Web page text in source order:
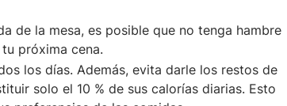
de la mesa, es posible que no tenga hambre
próxima cena.
los días. Además, evita darle los restos de
solo el 10 % de sus calorías diarias. Esto